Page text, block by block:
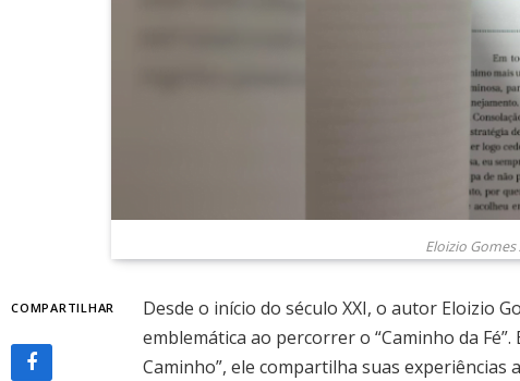
Eloizio
COMPARTILHAR
Desde o início do século XXI, o autor Eloizio
emblemática ao percorrer o “Caminho da
Caminho”, ele compartilha suas experiências